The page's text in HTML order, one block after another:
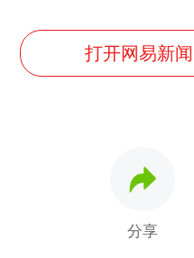
打开网易新
分享